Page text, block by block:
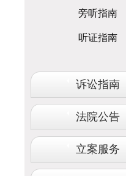
旁听指南
听证指南
诉讼指南
法院公告
立案服务